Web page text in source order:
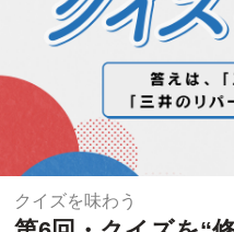
クイズを味わう